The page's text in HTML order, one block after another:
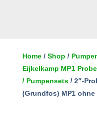
Probenahme-
Eijkelkamp
(Grundfos)
In den Warenkorb
Home/ Shop /
Eijkelkamp MP1
/ Pumpensets/ 2″-
(Grundfos) MP1 ohne